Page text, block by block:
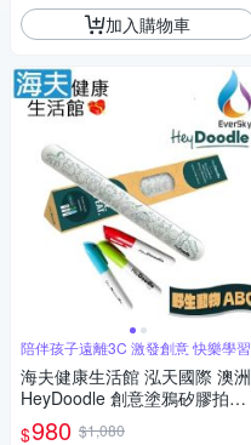
加入購物車
陪伴孩子遠離3C 激發創意 快樂學習
海夫健康生活館 泓天國際 澳洲
HeyDoodle 創意塗鴉矽膠拍拍
手環 野⽣動物ABC 雙包裝
$980 $1,080